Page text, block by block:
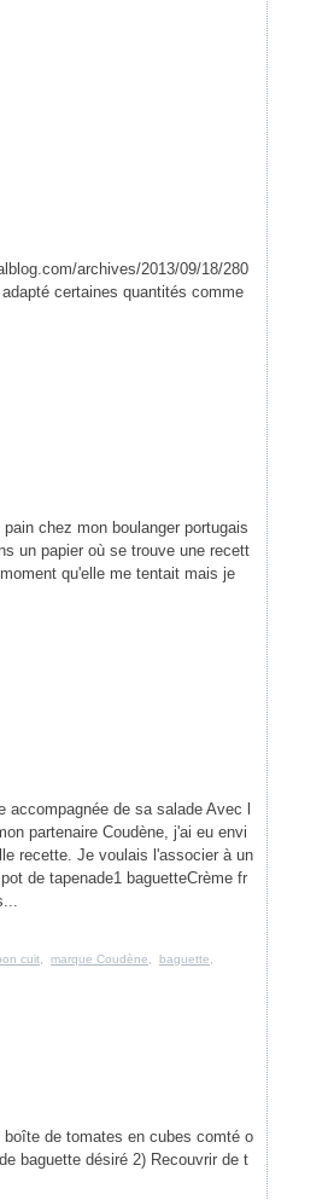
archives/2013/09/18/280
certaines quantités comme
chez mon boulanger portugais
un papier où se trouve une recett
qu'elle me tentait mais je
accompagnée de sa salade Avec l
partenaire Coudène, j'ai eu envi
recette. Je voulais l'associer à un
de tapenade1 baguetteCrème fr
cuit marque Coudène baguette
boîte de tomates en cubes comté o
baguette désiré 2) Recouvrir de t